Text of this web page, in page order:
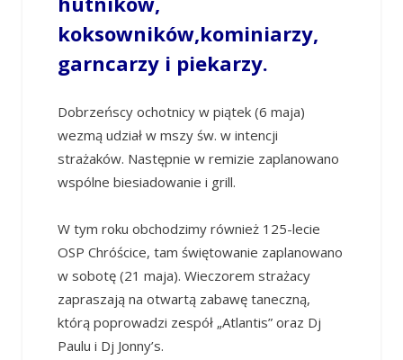
koksowników,kominiarzy,
garncarzy i piekarzy.
Dobrzeńscy ochotnicy w piątek (6 maja)
wezmą udział w mszy św. w intencji
strażaków. Następnie w remizie zaplanowano
wspólne biesiadowanie i grill.
W tym roku obchodzimy również 125-lecie
OSP Chróścice, tam świętowanie zaplanowano
w sobotę (21 maja). Wieczorem strażacy
zapraszają na otwartą zabawę taneczną,
którą poprowadzi zespół „Atlantis” oraz Dj
Paulu i Dj Jonny’s.